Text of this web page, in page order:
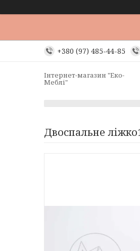
+380 (97) 485-44-85
Інтернет-магазин "Еко-
Меблі"
Двоспальне